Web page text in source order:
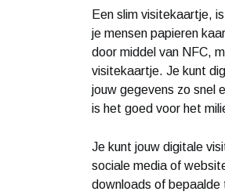
Een slim visitekaartje,
je mensen papieren
door middel van NFC,
visitekaartje. Je kunt
jouw gegevens zo snel
is het goed voor het
Je kunt jouw digitale
sociale media of
downloads of bepaalde